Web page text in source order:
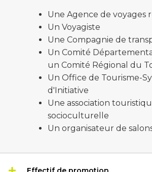
Une Agence de voyages
Un Voyagiste
Une Compagnie de
Un Comité
un Comité Régional du
Un Office de Tourisme-
d'Initiative
Une association
socioculturelle
Un organisateur de